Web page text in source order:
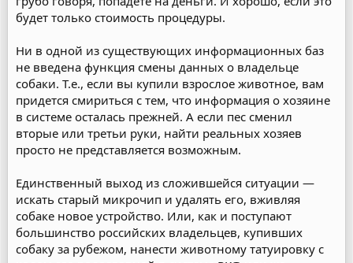
будет только стоимость процедуры.
Ни в одной из существующих информационных баз
не введена функция смены данных о владельце
собаки. Т.е., если вы купили взрослое животное, вам
придется смириться с тем, что информация о хозяине
в системе осталась прежней. А если пес сменил
вторые или третьи руки, найти реальных хозяев
просто не представляется возможным.
Единственный выход из сложившейся ситуации —
искать старый микрочип и удалять его, вживляя
собаке новое устройство. Или, как и поступают
большинство российских владельцев, купивших
собаку за рубежом, нанести животному татуировку с